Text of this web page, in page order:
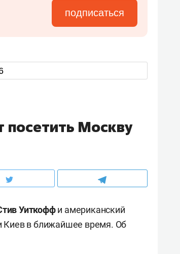
подписаться
Москву
Уиткоффи американский
Киев в ближайшее время. Об